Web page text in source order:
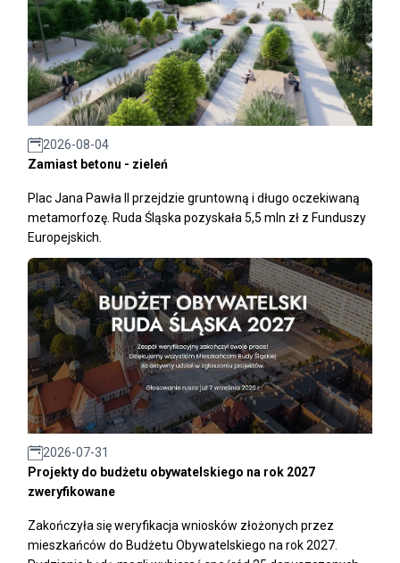
2026-08-04
Zamiast betonu - zieleń
Plac Jana Pawła II przejdzie gruntowną i długo oczekiwaną
metamorfozę. Ruda Śląska pozyskała 5,5 mln zł z Funduszy
Europejskich.
2026-07-31
Projekty do budżetu obywatelskiego na rok 2027
zweryfikowane
Zakończyła się weryfikacja wniosków złożonych przez
mieszkańców do Budżetu Obywatelskiego na rok 2027.